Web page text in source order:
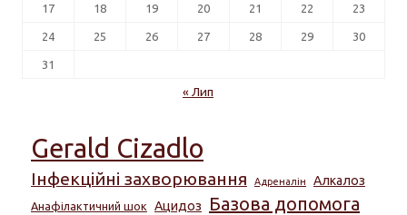
17 18 19 20 21 22 23
24 25 26 27 28 29 30
31
« Лип
Gerald Cizadlo
Інфекційні захворювання Адреналін Алкалоз
Анафілактичний шок Ацидоз Базова допомога